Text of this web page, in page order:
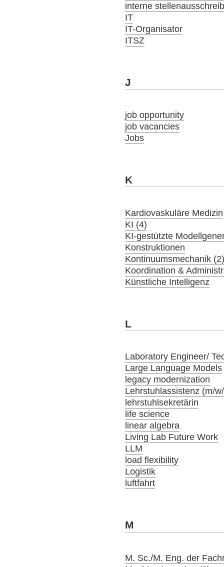
interne
IT
IT-Organisator
ITSZ
J
job opportunity
job vacancies
Jobs
K
Kardiovaskuläre Medizin
KI (4)
KI-gestützte
Konstruktionen
Kontinuumsmechanik
Koordination &
Künstliche Intelligenz
L
Laboratory Engineer/
Large Language Models
legacy modernization
Lehrstuhlassistenz (m/
lehrstuhlsekretärin
life science
linear algebra
Living Lab Future Work
LLM
load flexibility
Logistik
luftfahrt
M
M. Sc./M. Eng. der